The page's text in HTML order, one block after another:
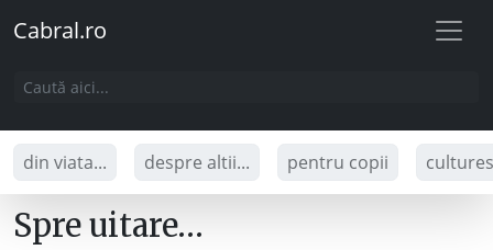
Cabral.ro
din viata... despre altii... pentru copii
Spre uitare…